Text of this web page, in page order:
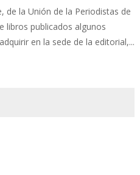
de la Unión de la Periodistas de
libros publicados algunos
en la sede de la editorial,...